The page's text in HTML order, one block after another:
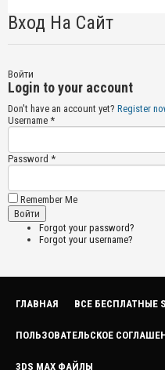
Вход На Сайт
Войти
Login to your account
Don't have an account yet? Register
Username *
Password *
Remember Me
Forgot your password?
Forgot your username?
ГЛАВНАЯ ВСЕ БЕСПЛАТНЫЕ
ПОЛЬЗОВАТЕЛЬСКОЕ
3DS MAX ФАЙЛЫ